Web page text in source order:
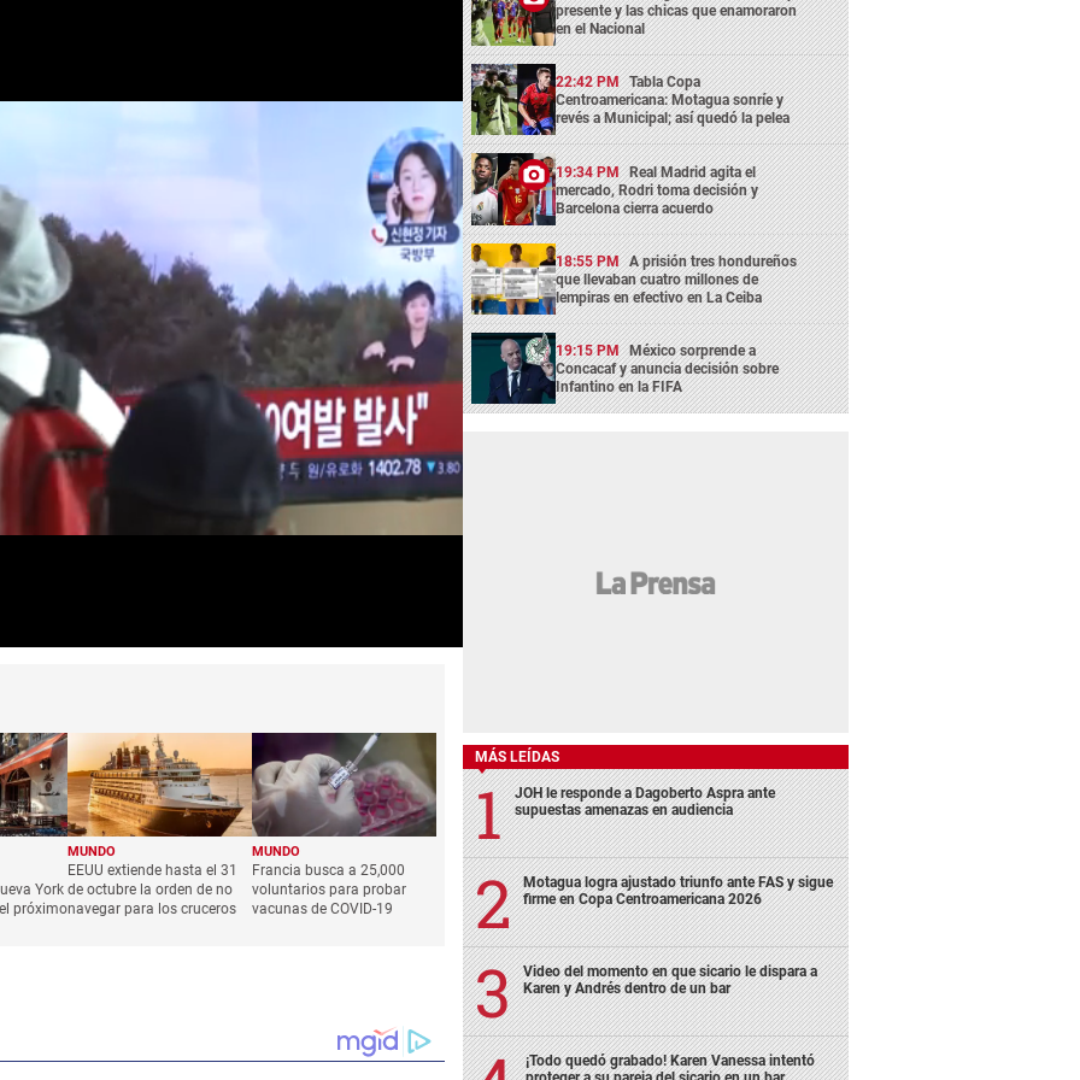
York
próximo
MUNDO
EEUU extiende hasta el 31
de octubre la orden de no
navegar para los cruceros
MUNDO
Francia busca a 25,000
voluntarios para probar
vacunas de COVID-19
presente y las chicas que enamoraron
en el Nacional
22:42 PM Tabla Copa
Centroamericana: Motagua sonríe y
revés a Municipal; así quedó la pelea
19:34 PM Real Madrid agita el
mercado, Rodri toma decisión y
Barcelona cierra acuerdo
18:55 PM A prisión tres hondureños
que llevaban cuatro millones de
lempiras en efectivo en La Ceiba
19:15 PM México sorprende a
Concacaf y anuncia decisión sobre
Infantino en la FIFA
MÁS LEÍDAS
JOH le responde a Dagoberto Aspra ante
supuestas amenazas en audiencia
Motagua logra ajustado triunfo ante FAS y sigue
firme en Copa Centroamericana 2026
Video del momento en que sicario le dispara a
Karen y Andrés dentro de un bar
¡Todo quedó grabado! Karen Vanessa intentó